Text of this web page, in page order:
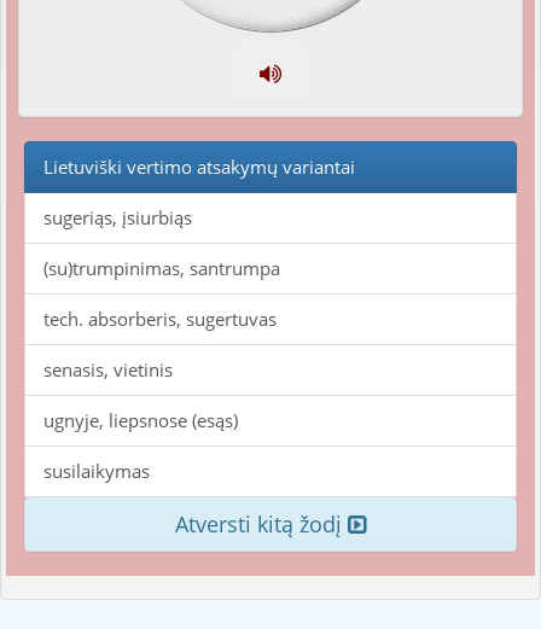
Lietuviški vertimo atsakymų variantai
sugeriąs, įsiurbiąs
(su)trumpinimas, santrumpa
tech. absorberis, sugertuvas
senasis, vietinis
ugnyje, liepsnose (esąs)
susilaikymas
Atversti kitą žodį